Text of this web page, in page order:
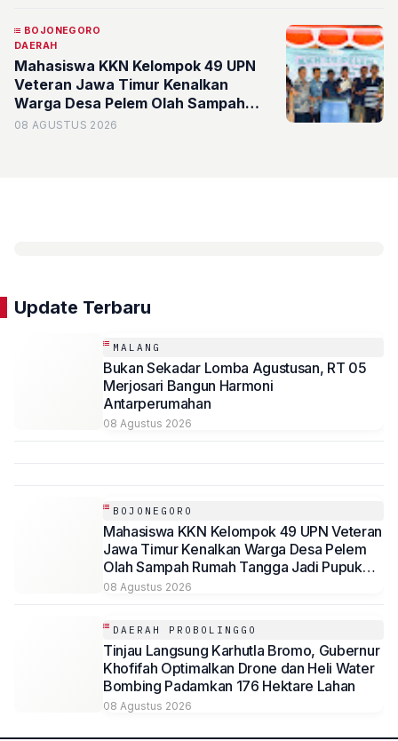
BOJONEGORO
DAERAH
Mahasiswa KKN Kelompok 49 UPN
Veteran Jawa Timur Kenalkan
Warga Desa Pelem Olah Sampah
Rumah Tangga Jadi Pupuk Organik
08 AGUSTUS 2026
Update Terbaru
MALANG
Bukan Sekadar Lomba Agustusan, RT 05
Merjosari Bangun Harmoni
Antarperumahan
08 Agustus 2026
BOJONEGORO
Mahasiswa KKN Kelompok 49 UPN Veteran
Jawa Timur Kenalkan Warga Desa Pelem
Olah Sampah Rumah Tangga Jadi Pupuk
Organik Cair (POC)
08 Agustus 2026
DAERAH PROBOLINGGO
Tinjau Langsung Karhutla Bromo, Gubernur
Khofifah Optimalkan Drone dan Heli Water
Bombing Padamkan 176 Hektare Lahan
08 Agustus 2026